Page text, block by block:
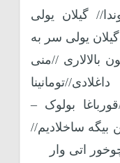
گیلان یولی
یولی سر به
بالالاری //منی
تومانینا
بولوک –
بیگه ساخلادیم//
اتی وار